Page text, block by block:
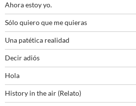
Ahora estoy yo.
Sólo quiero que me quieras
Una patética realidad
Decir adiós
Hola
History in the air (Relato)